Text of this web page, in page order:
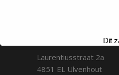
Laurentiusstraat 2a
4851 EL Ulvenhout
Dit